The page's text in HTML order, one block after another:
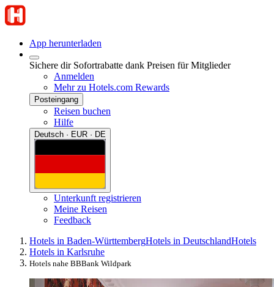
App herunterladen
Sichere dir Sofortrabatte dank Preisen für Mitglieder
Anmelden
Mehr zu Hotels.com Rewards
Posteingang
Reisen buchen
Hilfe
Deutsch · EUR · DE
Unterkunft registrieren
Meine Reisen
Feedback
Hotels in Baden-WürttembergHotels in DeutschlandHotels
Hotels in Karlsruhe
Hotels nahe BBBank Wildpark